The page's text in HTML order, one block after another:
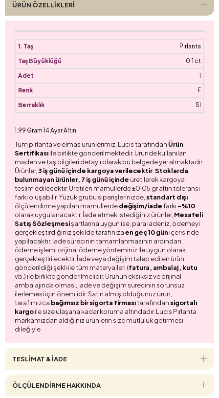
ÜRÜN ÖZELLIKLERI
Pırlanta
0.1 ct
1
F
SI
1.99 Gram 14 Ayar Altın
Tüm pırlanta ve elmas ürünlerimiz, Lucis tarafından Ürün
Sertifikasıile birlikte gönderilmektedir. Üründe kullanılan
maden ve taş bilgileri detaylı olarak bu belgede yer almaktadır.
Ürünler,3 iş günü içinde kargoya verilecektir. Stoklarda
bulunmayan ürünler, 7 iş günü içinde üretilerek kargoya
teslim edilecektir. Üretilen mamullerde ±0,05 gr altın toleransı
farkı oluşabilir. Yüzük grubu siparişlerinizde, standart dışı
ölçülendirme yapılan mamullerdedeğişim/iadefarkı -%10
olarak uygulanacaktır. İade etmek istediğiniz ürünler, Mesafeli
Satış Sözleşmesişartlarına uygun ise, para iadeniz, ödemeyi
gerçekleştirdiğiniz şekilde tarafınızaen geç 10 gün içerisinde
yapılacaktır. İade sürecinin tamamlanmasının ardından,
ödeme işlemi orijinal ödeme yönteminiz ile uygun olarak
gerçekleştirilecektir. İade veya değişim talep edilen ürün,
gönderildiği şekli ile tüm materyalleri (fatura, ambalaj, kutu
vb.) ile birlikte gönderilmelidir. Ürünün eksiksiz ve orijinal
ambalajında olması, iade ve değişim sürecinin sorunsuz
ilerlemesi için önemlidir. Satın almış olduğunuz ürün,
tarafımızca bağımsız bir sigorta firmasıtarafından sigortalı
kargoile size ulaşana kadar koruma altındadır. Lucis Pırlanta
markamızdan aldığınız ürünlerin size mutluluk getirmesi
dileğiyle
TESLİMAT & İADE
ÖLÇÜLENDİRME HAKKINDA